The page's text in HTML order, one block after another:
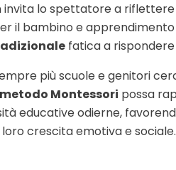
invita lo spettatore a
il bambino e
fatica a rispondere
più scuole e genitori
metodo Montessori possa
educative odierne,
crescita emotiva e sociale.